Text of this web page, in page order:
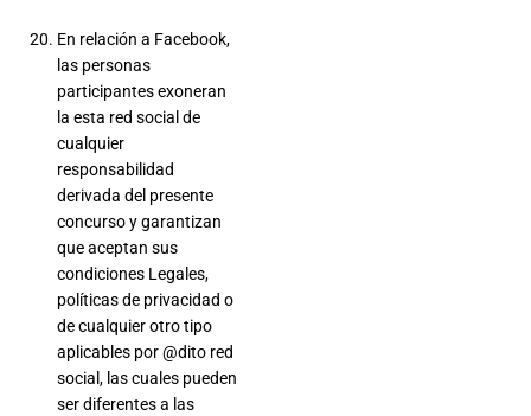
En relación a Facebook,
las personas
participantes exoneran
la esta red social de
cualquier
responsabilidad
derivada del presente
concurso y garantizan
que aceptan sus
condiciones Legales,
políticas de privacidad o
de cualquier otro tipo
aplicables por @dito red
social, las cuales pueden
ser diferentes a las